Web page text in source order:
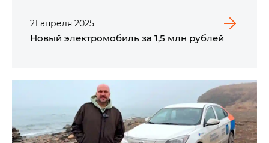
21 апреля 2025
Новый электромобиль за 1,5 млн рублей